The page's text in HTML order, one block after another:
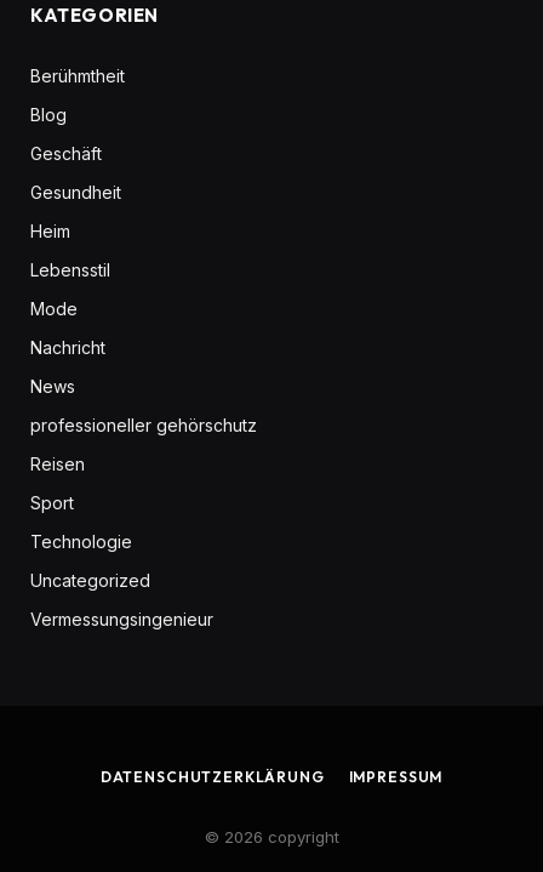
KATEGORIEN
Berühmtheit
Blog
Geschäft
Gesundheit
Heim
Lebensstil
Mode
Nachricht
News
professioneller gehörschutz
Reisen
Sport
Technologie
Uncategorized
Vermessungsingenieur
DATENSCHUTZERKLÄRUNG IMPRESSUM
© 2026 copyright